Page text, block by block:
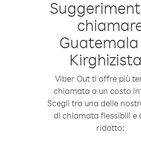
Viber Out ti offre più
chiamata a un costo
Scegli tra una delle
di chiamata flessibili e
ridotto: